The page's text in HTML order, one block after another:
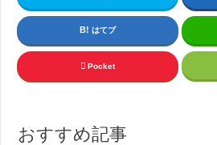
はてブ
Pocket
おすすめ記事